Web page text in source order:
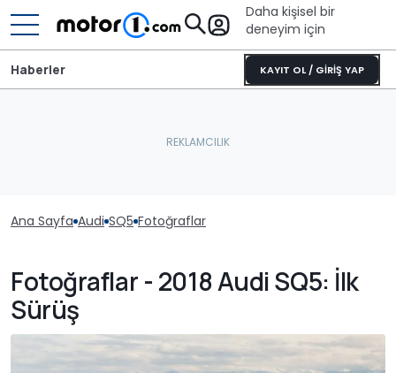
Daha kişisel bir
deneyim için
KAYIT OL / GİRİŞ YAP
Haberler
Ana Sayfa Audi SQ5 Fotoğraflar
Fotoğraflar - 2018 Audi SQ5: İlk
Sürüş